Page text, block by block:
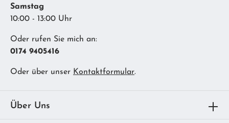
Samstag
10:00 - 13:00 Uhr
Oder rufen Sie mich an:
0174 9405416
Oder über unser Kontaktformular.
Über Uns